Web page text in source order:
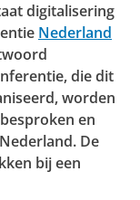
digitalisering
Nederland
die dit
worden
en
De
bij een